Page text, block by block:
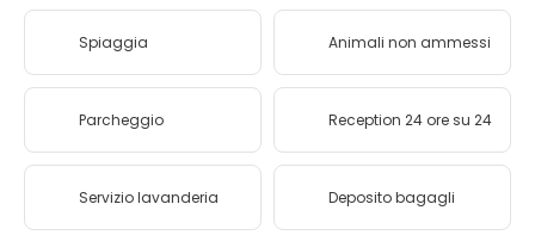
Spiaggia Animali non ammessi
Parcheggio Reception 24 ore su 24
Servizio lavanderia Deposito bagagli